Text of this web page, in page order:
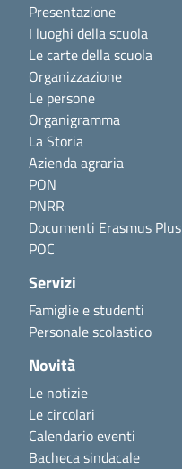
Presentazione
I luoghi della scuola
Le carte della scuola
Organizzazione
Le persone
Organigramma
La Storia
Azienda agraria
PON
PNRR
Documenti Erasmus Plus
POC
Servizi
Famiglie e studenti
Personale scolastico
Novità
Le notizie
Le circolari
Calendario eventi
Bacheca sindacale